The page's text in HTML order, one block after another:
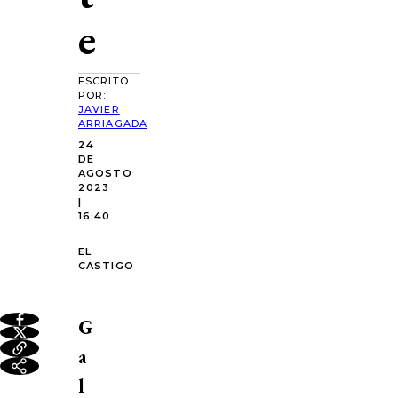
e
ESCRITO
POR:
JAVIER
ARRIAGADA
24
DE
AGOSTO
2023
|
16:40
EL
CASTIGO
G
a
l